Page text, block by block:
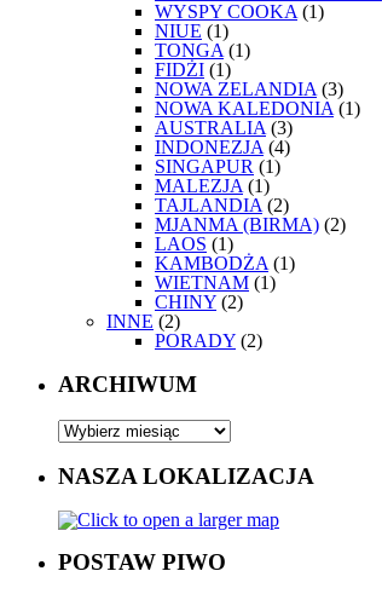
WYSPY COOKA (1)
NIUE (1)
TONGA (1)
FIDŻI (1)
NOWA ZELANDIA (3)
NOWA KALEDONIA (1)
AUSTRALIA (3)
INDONEZJA (4)
SINGAPUR (1)
MALEZJA (1)
TAJLANDIA (2)
MJANMA (BIRMA) (2)
LAOS (1)
KAMBODŻA (1)
WIETNAM (1)
CHINY (2)
INNE (2)
PORADY (2)
ARCHIWUM
NASZA LOKALIZACJA
POSTAW PIWO